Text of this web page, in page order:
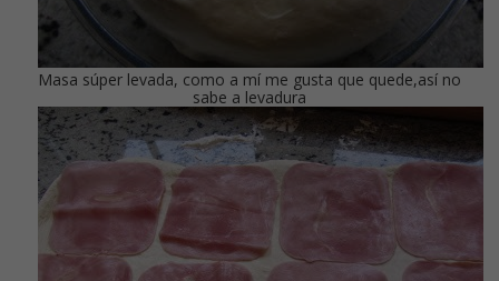
Masa súper levada, como a mí me gusta que quede,así no
sabe a levadura